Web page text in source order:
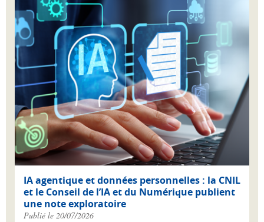
IA agentique et données personnelles : la CNIL
et le Conseil de l’IA et du Numérique publient
une note exploratoire
Publié le 20/07/2026